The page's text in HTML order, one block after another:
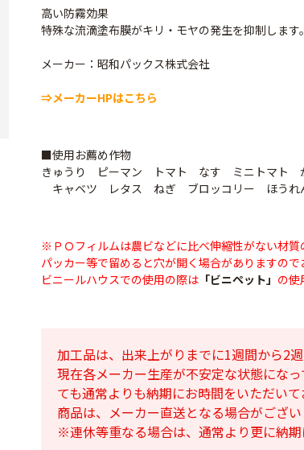
高い防霧効果
特殊な流滴塗布膜がキリ・モヤの発生を抑制します。
メーカー：昭和パックス株式会社
⇒メーカーHPはこちら
■使用お薦め作物
きゅうり ピーマン トマト なす ミニトマト
キャベツ レタス ねぎ ブロッコリー ほう
※ＰＯフィルムは農ビなどに比べ伸縮性がない材質
パッカー等で留めると穴が開く場合がありますので
ビニールハウスでの使用の際は 「ビニペット」 の使
加工品は、出来上がりまでに1週間から2週
現在各メーカー生産が不安定な状態にな
ても通常よりも納期にお時間をいただいて
商品は、メーカー直送となる場合がござい
※連休等重なる場合は、通常より更に納期